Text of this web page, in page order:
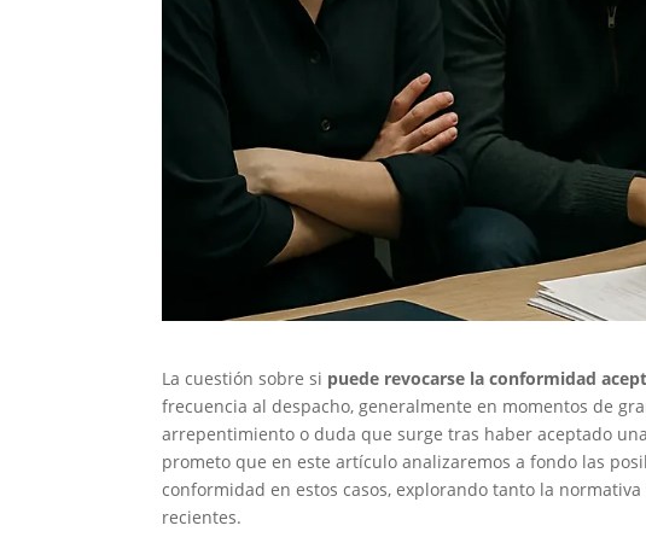
La cuestión sobre si puede revocarse la conformidad
frecuencia al despacho, generalmente en momentos de
arrepentimiento o duda que surge tras haber aceptado
prometo que en este artículo analizaremos a fondo las
conformidad en estos casos, explorando tanto la
recientes.